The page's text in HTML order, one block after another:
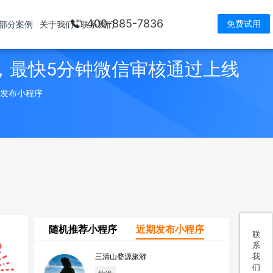
400-885-7836 免费试用
分案例 关于我们 联系我们
联
系
我
们
最快5分钟微信审核通过上线
布小程序
随机推荐小程序 近期发布小程序
三清山婺源旅游